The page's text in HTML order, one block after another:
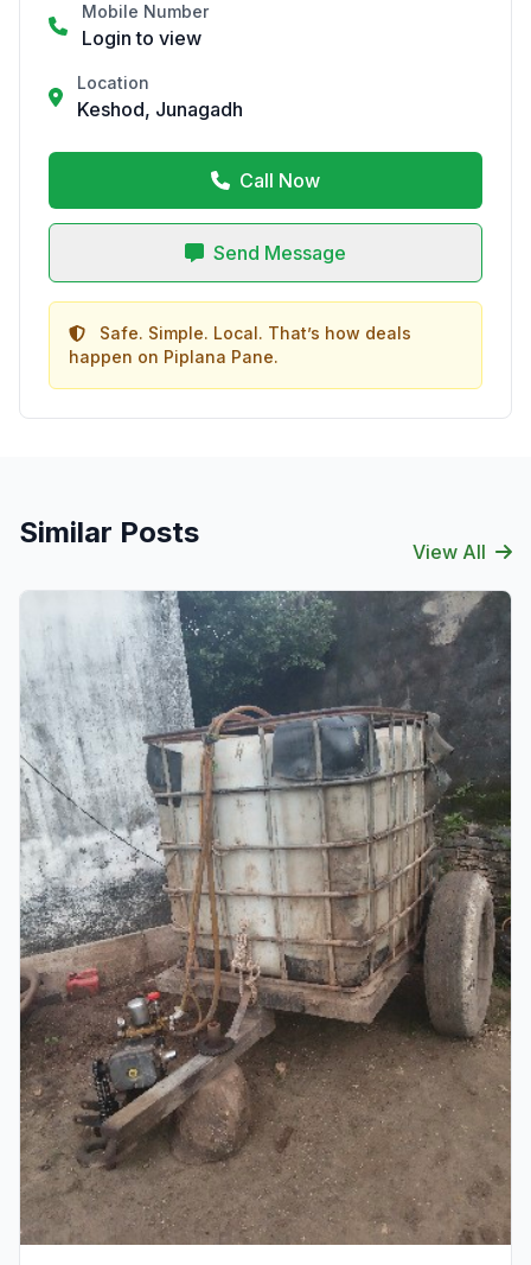
Mobile Number
Login to view
Location
Keshod, Junagadh
Call Now
Send Message
Safe. Simple. Local. That’s how deals
happen on Piplana Pane.
Similar Posts
View All